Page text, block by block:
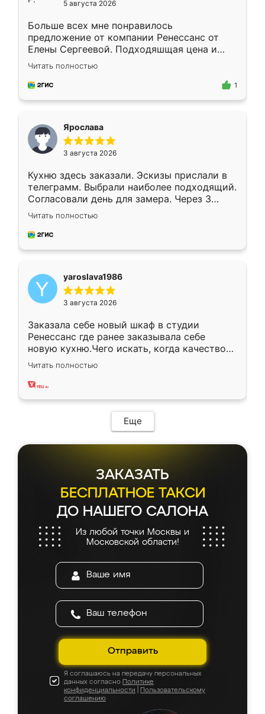
5 августа 2026
Больше всех мне понравилось
предложение от компании Ренессанс от
Елены Сергеевой. Подходяшщая цена и
короткие сроки изготовления. Приехавший
для замера сотрудник Владислав
предложил по моему эскизу самый
Читать полностью
1
Ярослава
3 августа 2026
Кухню здесь заказали. Эскизы прислали в
телеграмм. Выбрали наиболее подходящий.
Согласовали день для замера. Через 3
недели кухня была уже готова. Остались
довольны работой. Спасибо Ренессанс
мебель за качественную работу!
Читать полностью
yaroslava1986
3 августа 2026
Заказала себе новый шкаф в студии
Ренессанс где ранее заказывала себе
новую кухню.Чего искать, когда качеством
вполне довольна. Служит кухня уже почти
два года, нареканий нет.
Читать полностью
Еще
ЗАКАЗАТЬ
БЕСПЛАТНОЕ ТАКСИ
ДО НАШЕГО САЛОНА
Из любой точки Москвы и
Московской области!
Отправить
Я соглашаюсь на передачу персональных
данных согласно Политике
конфиденциальности
Пользовательскому
соглашению